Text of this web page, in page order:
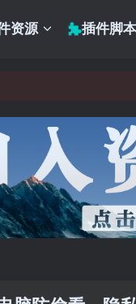
资源 插件脚本